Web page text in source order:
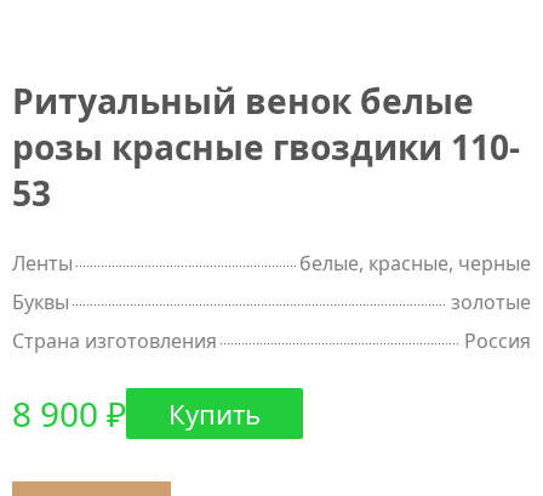
Ритуальный венок белые
розы красные гвоздики 110-
53
Ленты
белые, красные, черные
Буквы
золотые
Страна изготовления
Россия
8 900 ₽ Купить